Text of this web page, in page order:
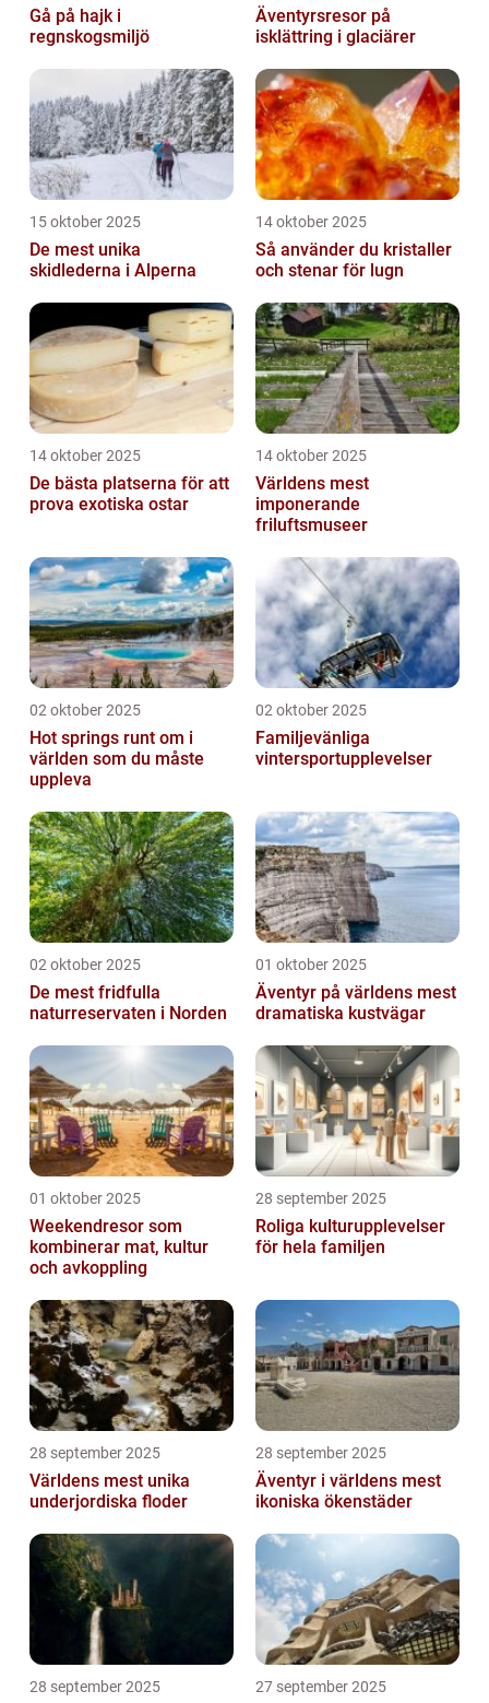
Gå på hajk i
regnskogsmiljö
Äventyrsresor på
isklättring i glaciärer
15 oktober 2025
De mest unika
skidlederna i Alperna
14 oktober 2025
Så använder du kristaller
och stenar för lugn
14 oktober 2025
De bästa platserna för att
prova exotiska ostar
14 oktober 2025
Världens mest
imponerande
friluftsmuseer
02 oktober 2025
Hot springs runt om i
världen som du måste
uppleva
02 oktober 2025
Familjevänliga
vintersportupplevelser
02 oktober 2025
De mest fridfulla
naturreservaten i Norden
01 oktober 2025
Äventyr på världens mest
dramatiska kustvägar
01 oktober 2025
Weekendresor som
kombinerar mat, kultur
och avkoppling
28 september 2025
Roliga kulturupplevelser
för hela familjen
28 september 2025
Världens mest unika
underjordiska floder
28 september 2025
Äventyr i världens mest
ikoniska ökenstäder
28 september 2025 27 september 2025